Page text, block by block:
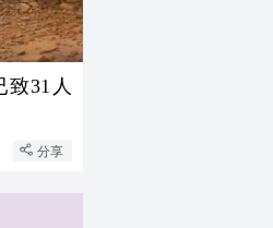
31人
分享